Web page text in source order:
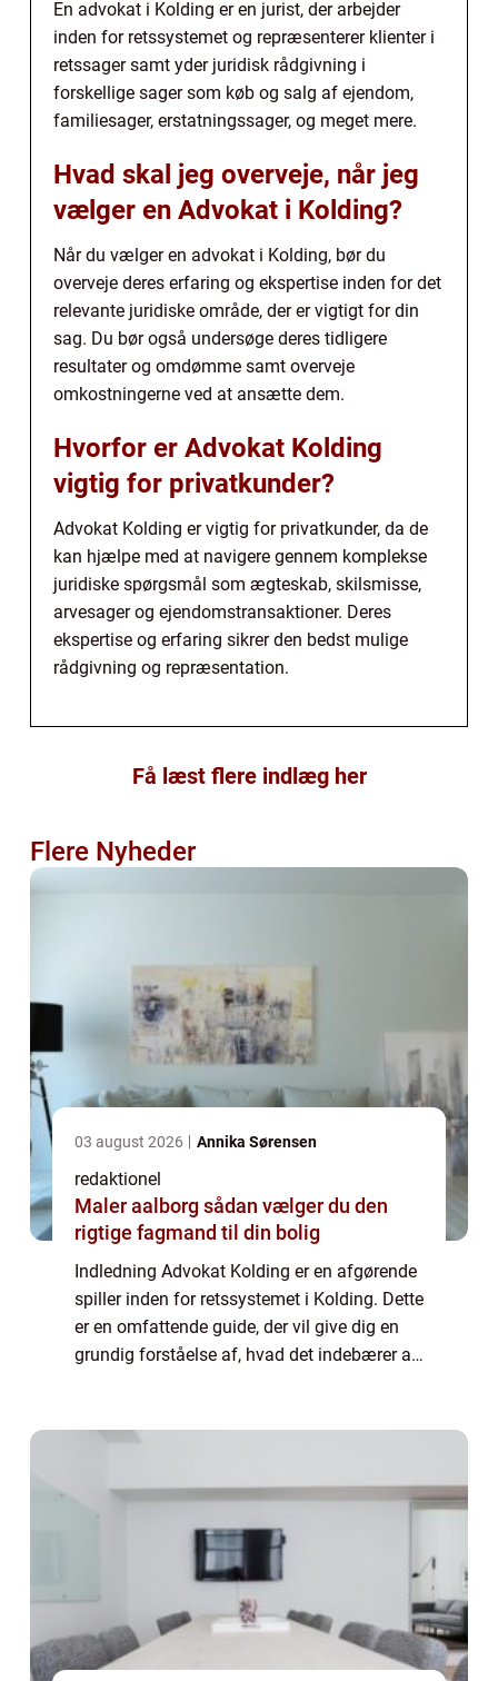
En advokat i Kolding er en jurist, der arbejder
inden for retssystemet og repræsenterer klienter i
retssager samt yder juridisk rådgivning i
forskellige sager som køb og salg af ejendom,
familiesager, erstatningssager, og meget mere.
Hvad skal jeg overveje, når jeg
vælger en Advokat i Kolding?
Når du vælger en advokat i Kolding, bør du
overveje deres erfaring og ekspertise inden for det
relevante juridiske område, der er vigtigt for din
sag. Du bør også undersøge deres tidligere
resultater og omdømme samt overveje
omkostningerne ved at ansætte dem.
Hvorfor er Advokat Kolding
vigtig for privatkunder?
Advokat Kolding er vigtig for privatkunder, da de
kan hjælpe med at navigere gennem komplekse
juridiske spørgsmål som ægteskab, skilsmisse,
arvesager og ejendomstransaktioner. Deres
ekspertise og erfaring sikrer den bedst mulige
rådgivning og repræsentation.
Få læst flere indlæg her
Flere Nyheder
03 august 2026 Annika Sørensen
redaktionel
Maler aalborg sådan vælger du den
rigtige fagmand til din bolig
Indledning Advokat Kolding er en afgørende
spiller inden for retssystemet i Kolding. Dette
er en omfattende guide, der vil give dig en
grundig forståelse af, hvad det indebærer at